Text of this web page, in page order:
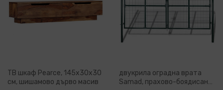
ТВ шкаф Pearce, 145x30x30
cм, шишамово дърво масив
двукрила оградна врата
Samad, прахово-боядисана